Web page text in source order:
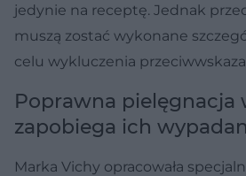
jedynie na receptę. Jednak
muszą zostać wykonane
celu wykluczenia
Poprawna pielęgnacja
zapobiega ich
Marka Vichy opracowała